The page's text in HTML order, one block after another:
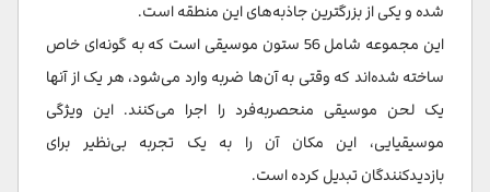
شده و یکی از بزرگترین جاذبه‌های این منطقه است.
این مجموعه شامل 56 ستون موسیقی است که به گونه‌ای خاص
ساخته شده‌اند که وقتی به آن‌ها ضربه وارد می‌شود، هر یک از آنها
یک لحن موسیقی منحصربه‌فرد را اجرا می‌کنند. این ویژگی
موسیقیایی، این مکان آن را به یک تجربه بی‌نظیر برای
بازدیدکنندگان تبدیل کرده است.